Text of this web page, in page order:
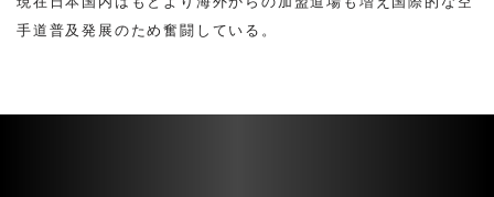
手道普及発展のため奮闘している。